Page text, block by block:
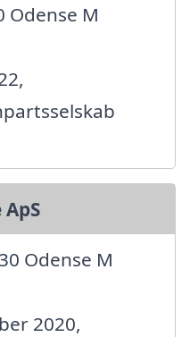
Odense M
Odense M
2020,